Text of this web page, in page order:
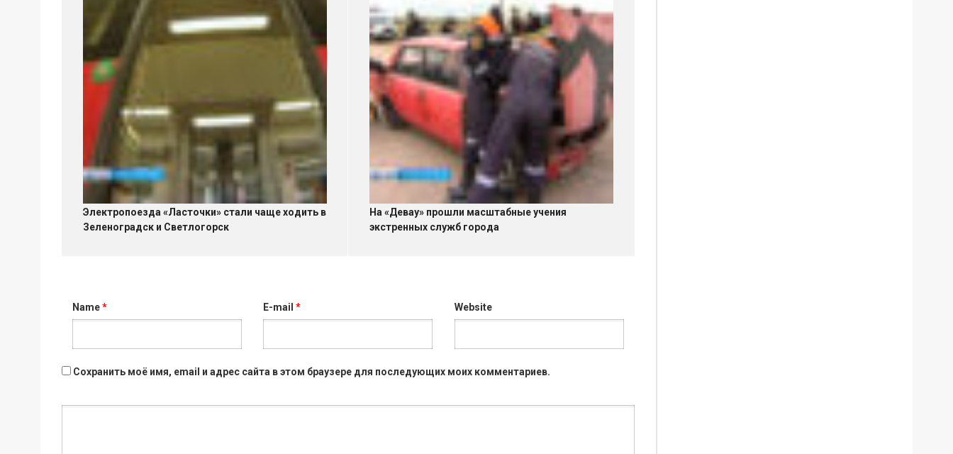
Электропоезда «Ласточки» стали чаще ходить в
Зеленоградск и Светлогорск
На «Девау» прошли масштабные учения
экстренных служб города
Name* E-mail* Website
Сохранить моё имя, email и адрес сайта в этом браузере для последующих моих комментариев.